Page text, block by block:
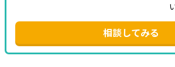
相談してみる